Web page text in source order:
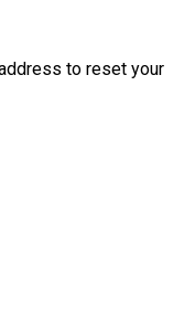
to reset your